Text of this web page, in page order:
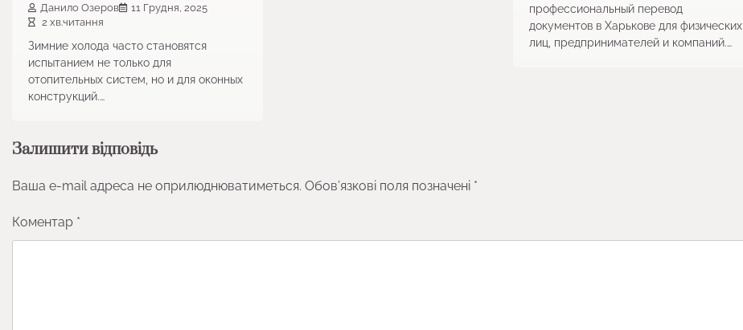
Данило Озеров
11 Грудня, 2025
2 хв.читання
Зимние холода часто становятся
испытанием не только для
отопительных систем, но и для оконных
конструкций.…
профессиональный перевод
документов в Харькове для физических
лиц, предпринимателей и компаний.…
Залишити відповідь
Ваша e-mail адреса не оприлюднюватиметься. Обов’язкові поля позначені *
Коментар *